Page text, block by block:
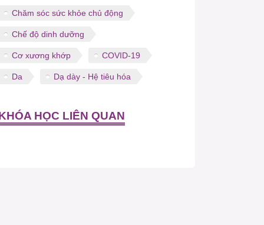
Chăm sóc sức khỏe chủ động
Chế độ dinh dưỡng
Cơ xương khớp COVID-19
Da Dạ dày - Hệ tiêu hóa
HỌC LIÊN QUAN